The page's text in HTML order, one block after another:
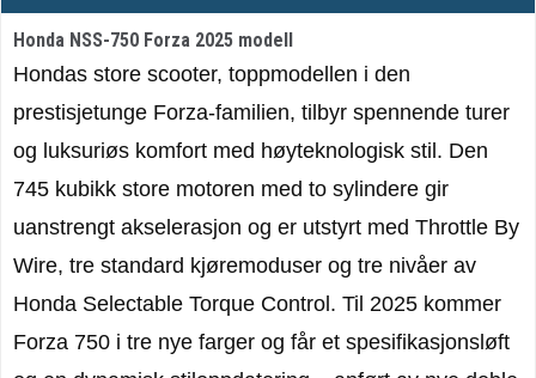
Honda NSS-750 Forza 2025 modell
Hondas store scooter, toppmodellen i den
prestisjetunge Forza-familien, tilbyr spennende turer
og luksuriøs komfort med høyteknologisk stil. Den
745 kubikk store motoren med to sylindere gir
uanstrengt akselerasjon og er utstyrt med Throttle By
Wire, tre standard kjøremoduser og tre nivåer av
Honda Selectable Torque Control. Til 2025 kommer
Forza 750 i tre nye farger og får et spesifikasjonsløft